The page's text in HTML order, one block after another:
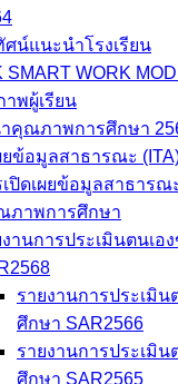
ศน์แนะนำโรงเรียน
SMART WORK
พผู้เรียน
คุณภาพการศึกษา
ยข้อมูลสาธารณะ
เปิดเผยข้อมูลสาธารณ
ภาพการศึกษา
งานการประเมินตนเอ
รายงานการประเมิ
ศึกษา SAR2566
รายงานการประเมิ
ศึกษา SAR2565